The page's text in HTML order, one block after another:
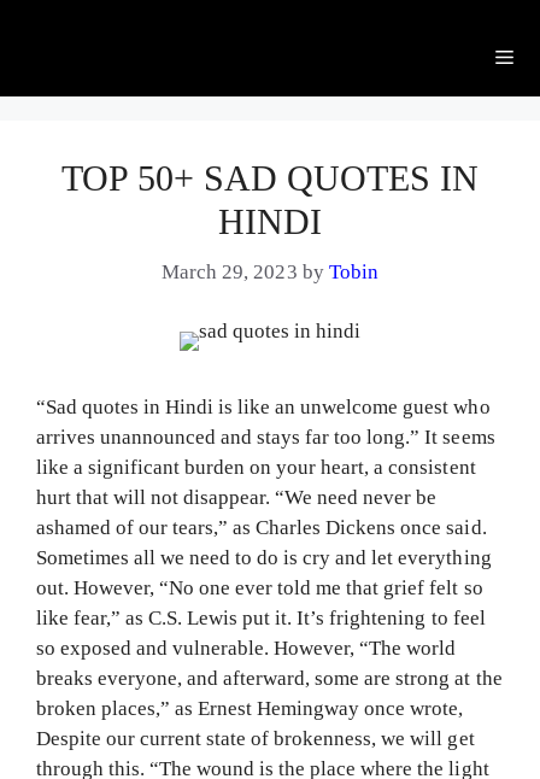
TOP 50+ SAD QUOTES IN
HINDI
March 29, 2023 by Tobin
“Sad quotes in Hindi is like an unwelcome guest who
arrives unannounced and stays far too long.” It seems
like a significant burden on your heart, a consistent
hurt that will not disappear. “We need never be
ashamed of our tears,” as Charles Dickens once said.
Sometimes all we need to do is cry and let everything
out. However, “No one ever told me that grief felt so
like fear,” as C.S. Lewis put it. It’s frightening to feel
so exposed and vulnerable. However, “The world
breaks everyone, and afterward, some are strong at the
broken places,” as Ernest Hemingway once wrote,
Despite our current state of brokenness, we will get
through this. “The wound is the place where the light